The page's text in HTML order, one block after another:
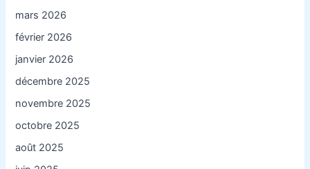
mars 2026
février 2026
janvier 2026
décembre 2025
novembre 2025
octobre 2025
août 2025